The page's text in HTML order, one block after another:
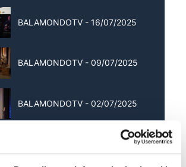
BALAMONDOTV - 16/07/2025
BALAMONDOTV - 09/07/2025
BALAMONDOTV - 02/07/2025